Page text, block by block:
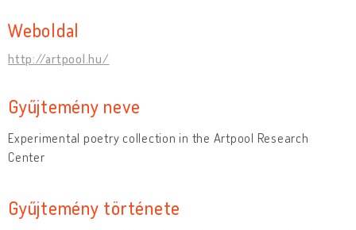
Weboldal
http://artpool.hu/
Gyűjtemény neve
Experimental poetry collection in the Artpool Research
Center
Gyűjtemény története